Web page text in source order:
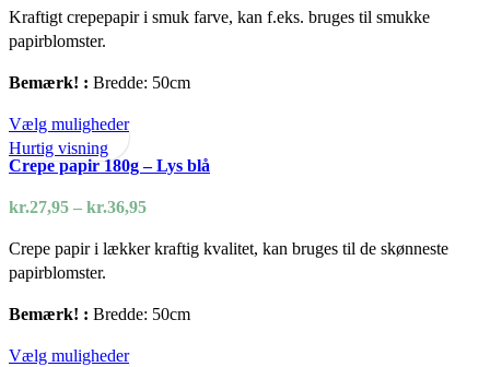
kan
varesiden
til
Kraftigt crepepapir i smuk farve, kan f.eks. bruges til smukke
papirblomster.
Bemærk! : Bredde: 50cm
Vælg mulighederDette
har
varianter.
Mulighederne
på
Hurtig visning
Crepe papir 180g – Lys blå
kr.27,95 – kr.36,95Prisinterval:
til
Crepe papir i lækker kraftig kvalitet, kan bruges til de skønneste
papirblomster.
Bemærk! : Bredde: 50cm
Vælg mulighederDette